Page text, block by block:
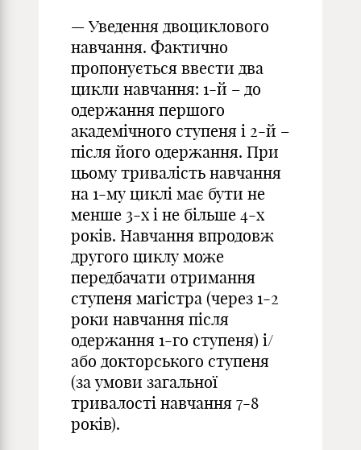
— Уведення двоциклового
навчання. Фактично
пропонується ввести два
цикли навчання: 1-й – до
одержання першого
академічного ступеня і 2-й –
після його одержання. При
цьому тривалість навчання
на 1-му циклі має бути не
менше 3-х і не більше 4-х
років. Навчання впродовж
другого циклу може
передбачати отримання
ступеня магістра (через 1-2
роки навчання після
одержання 1-го ступеня) і/
або докторського ступеня
(за умови загальної
тривалості навчання 7-8
років).